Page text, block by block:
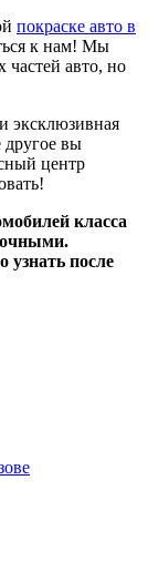
покраске авто в
к нам! Мы
авто, но
эксклюзивная
другое вы
центр
класса
узнать после